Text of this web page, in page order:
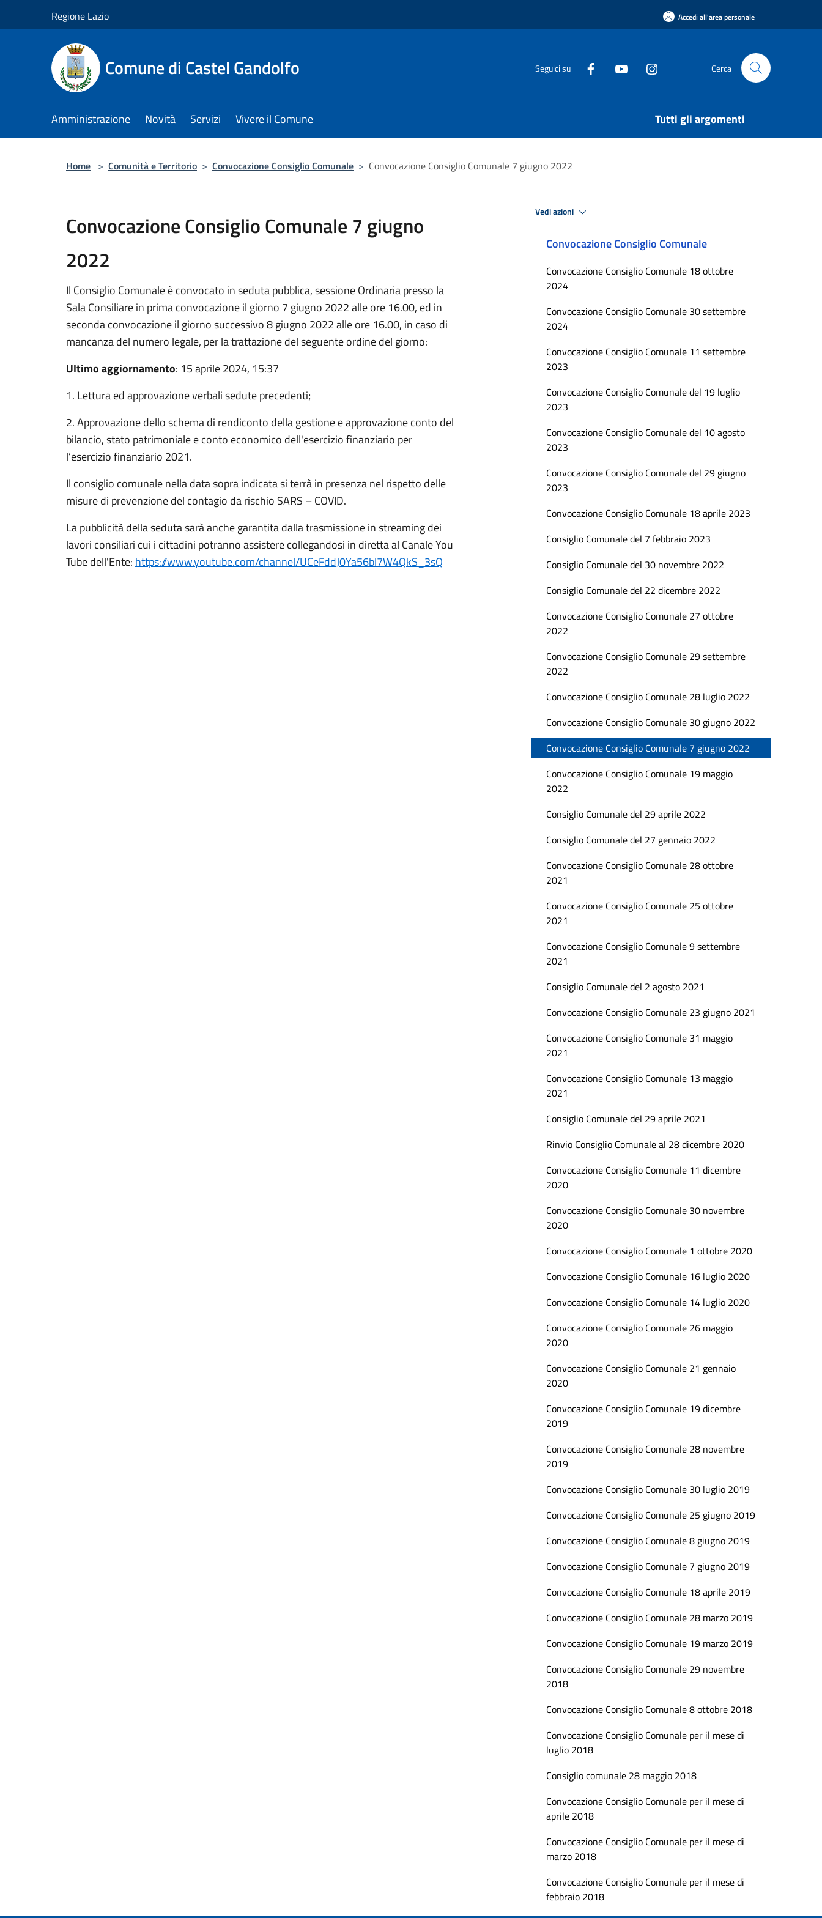
Regione Lazio Accedi all'area personale
Comune di Castel Gandolfo Seguici su Cerca
Amministrazione Novità Servizi Vivere il Comune Tutti gli argomenti
Home > Comunità e Territorio > Convocazione Consiglio Comunale > Convocazione Consiglio Comunale 7 giugno 2022
Convocazione Consiglio Comunale 7 giugno
2022
Il Consiglio Comunale è convocato in seduta pubblica, sessione Ordinaria presso la
Sala Consiliare in prima convocazione il giorno 7 giugno 2022 alle ore 16.00, ed in
seconda convocazione il giorno successivo 8 giugno 2022 alle ore 16.00, in caso di
mancanza del numero legale, per la trattazione del seguente ordine del giorno:
Ultimo aggiornamento: 15 aprile 2024, 15:37
1. Lettura ed approvazione verbali sedute precedenti;
2. Approvazione dello schema di rendiconto della gestione e approvazione conto del
bilancio, stato patrimoniale e conto economico dell'esercizio finanziario per
l’esercizio finanziario 2021.
Il consiglio comunale nella data sopra indicata si terrà in presenza nel rispetto delle
misure di prevenzione del contagio da rischio SARS – COVID.
La pubblicità della seduta sarà anche garantita dalla trasmissione in streaming dei
lavori consiliari cui i cittadini potranno assistere collegandosi in diretta al Canale You
Tube dell'Ente: https://www.youtube.com/channel/UCeFddJ0Ya56bl7W4QkS_3sQ
Vedi azioni
Convocazione Consiglio Comunale
Convocazione Consiglio Comunale 18 ottobre
2024
Convocazione Consiglio Comunale 30 settembre
2024
Convocazione Consiglio Comunale 11 settembre
2023
Convocazione Consiglio Comunale del 19 luglio
2023
Convocazione Consiglio Comunale del 10 agosto
2023
Convocazione Consiglio Comunale del 29 giugno
2023
Convocazione Consiglio Comunale 18 aprile 2023
Consiglio Comunale del 7 febbraio 2023
Consiglio Comunale del 30 novembre 2022
Consiglio Comunale del 22 dicembre 2022
Convocazione Consiglio Comunale 27 ottobre
2022
Convocazione Consiglio Comunale 29 settembre
2022
Convocazione Consiglio Comunale 28 luglio 2022
Convocazione Consiglio Comunale 30 giugno 2022
Convocazione Consiglio Comunale 7 giugno 2022
Convocazione Consiglio Comunale 19 maggio
2022
Consiglio Comunale del 29 aprile 2022
Consiglio Comunale del 27 gennaio 2022
Convocazione Consiglio Comunale 28 ottobre
2021
Convocazione Consiglio Comunale 25 ottobre
2021
Convocazione Consiglio Comunale 9 settembre
2021
Consiglio Comunale del 2 agosto 2021
Convocazione Consiglio Comunale 23 giugno 2021
Convocazione Consiglio Comunale 31 maggio
2021
Convocazione Consiglio Comunale 13 maggio
2021
Consiglio Comunale del 29 aprile 2021
Rinvio Consiglio Comunale al 28 dicembre 2020
Convocazione Consiglio Comunale 11 dicembre
2020
Convocazione Consiglio Comunale 30 novembre
2020
Convocazione Consiglio Comunale 1 ottobre 2020
Convocazione Consiglio Comunale 16 luglio 2020
Convocazione Consiglio Comunale 14 luglio 2020
Convocazione Consiglio Comunale 26 maggio
2020
Convocazione Consiglio Comunale 21 gennaio
2020
Convocazione Consiglio Comunale 19 dicembre
2019
Convocazione Consiglio Comunale 28 novembre
2019
Convocazione Consiglio Comunale 30 luglio 2019
Convocazione Consiglio Comunale 25 giugno 2019
Convocazione Consiglio Comunale 8 giugno 2019
Convocazione Consiglio Comunale 7 giugno 2019
Convocazione Consiglio Comunale 18 aprile 2019
Convocazione Consiglio Comunale 28 marzo 2019
Convocazione Consiglio Comunale 19 marzo 2019
Convocazione Consiglio Comunale 29 novembre
2018
Convocazione Consiglio Comunale 8 ottobre 2018
Convocazione Consiglio Comunale per il mese di
luglio 2018
Consiglio comunale 28 maggio 2018
Convocazione Consiglio Comunale per il mese di
aprile 2018
Convocazione Consiglio Comunale per il mese di
marzo 2018
Convocazione Consiglio Comunale per il mese di
febbraio 2018